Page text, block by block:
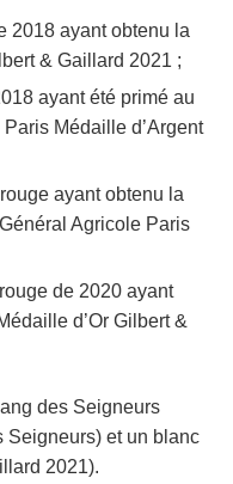
2018 ayant obtenu la
& Gaillard 2021 ;
ayant été primé au
Médaille d’Argent
ayant obtenu la
Agricole Paris
de 2020 ayant
d’Or Gilbert &
des Seigneurs
Seigneurs) et un blanc
2021).